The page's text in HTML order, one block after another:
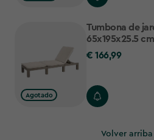
Agotado
Tumbona de
65x195x25.5
€
€ 166,99
Volver arriba